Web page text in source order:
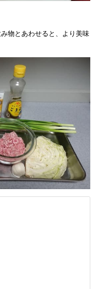
物とあわせると、より美味